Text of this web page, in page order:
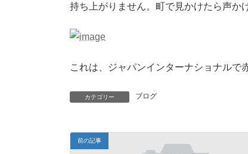
持ち上がりません。町で見かけたら声か
これは、ジャパンインターナショナルで
カテゴリー ブログ
前の記事